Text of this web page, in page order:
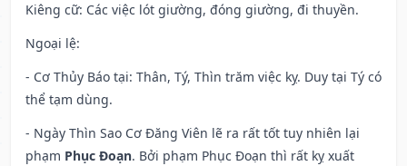
Kiêng cữ: Các việc lót giường, đóng giường, đi thuyền.
Ngoại lệ:
- Cơ Thủy Báo tại: Thân, Tý, Thìn trăm việc kỵ. Duy tại Tý có
thể tạm dùng.
- Ngày Thìn Sao Cơ Đăng Viên lẽ ra rất tốt tuy nhiên lại
phạm Phục Đoạn. Bởi phạm Phục Đoạn thì rất kỵ xuất